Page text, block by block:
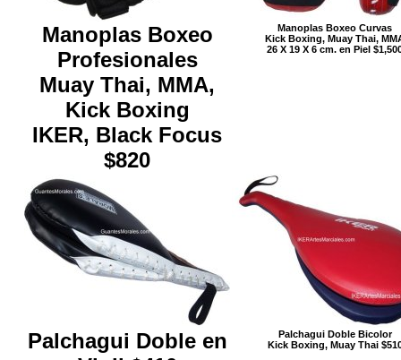
Manoplas Boxeo
Profesionales
Muay Thai, MMA,
Kick Boxing
IKER, Black Focus
$820
Manoplas Boxeo Curvas
Kick Boxing, Muay Thai,
26 X 19 X 6 cm. en Piel
Palchagui Doble en
Palchagui Doble Bicolor
Kick Boxing, Muay Thai